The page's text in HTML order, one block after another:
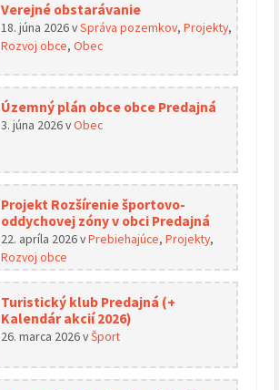
Verejné obstarávanie
18. júna 2026vSpráva pozemkov, Projekty,
Rozvoj obce, Obec
Územný plán obce obce Predajná
3. júna 2026vObec
Projekt Rozšírenie športovo-
oddychovej zóny v obci Predajná
22. apríla 2026vPrebiehajúce, Projekty,
Rozvoj obce
Turistický klub Predajná (+
Kalendár akcií 2026)
26. marca 2026vŠport